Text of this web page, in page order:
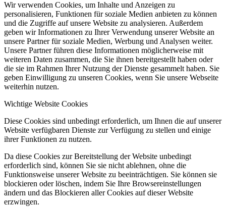
Wir verwenden Cookies, um Inhalte und Anzeigen zu
personalisieren, Funktionen für soziale Medien anbieten zu können
und die Zugriffe auf unsere Website zu analysieren. Außerdem
geben wir Informationen zu Ihrer Verwendung unserer Website an
unsere Partner für soziale Medien, Werbung und Analysen weiter.
Unsere Partner führen diese Informationen möglicherweise mit
weiteren Daten zusammen, die Sie ihnen bereitgestellt haben oder
die sie im Rahmen Ihrer Nutzung der Dienste gesammelt haben. Sie
geben Einwilligung zu unseren Cookies, wenn Sie unsere Webseite
weiterhin nutzen.
Wichtige Website Cookies
Diese Cookies sind unbedingt erforderlich, um Ihnen die auf unserer
Website verfügbaren Dienste zur Verfügung zu stellen und einige
ihrer Funktionen zu nutzen.
Da diese Cookies zur Bereitstellung der Website unbedingt
erforderlich sind, können Sie sie nicht ablehnen, ohne die
Funktionsweise unserer Website zu beeinträchtigen. Sie können sie
blockieren oder löschen, indem Sie Ihre Browsereinstellungen
ändern und das Blockieren aller Cookies auf dieser Website
erzwingen.